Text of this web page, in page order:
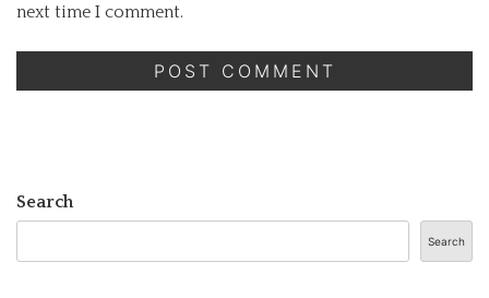
next time I comment.
Search
Search